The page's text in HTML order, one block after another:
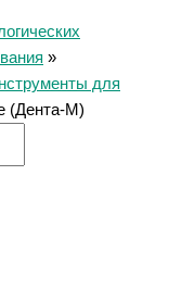
»
для
(Дента-М)